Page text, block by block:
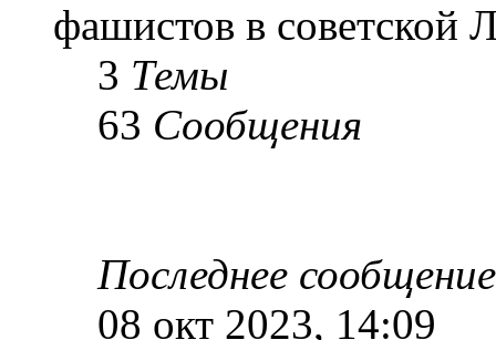
фашистов в советской
3 Темы
63 Сообщения
Последнее сообщение
08 окт 2023, 14:09